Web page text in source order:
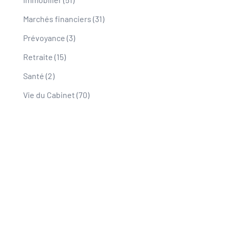
Marchés financiers (31)
Prévoyance (3)
Retraite (15)
Santé (2)
Vie du Cabinet (70)